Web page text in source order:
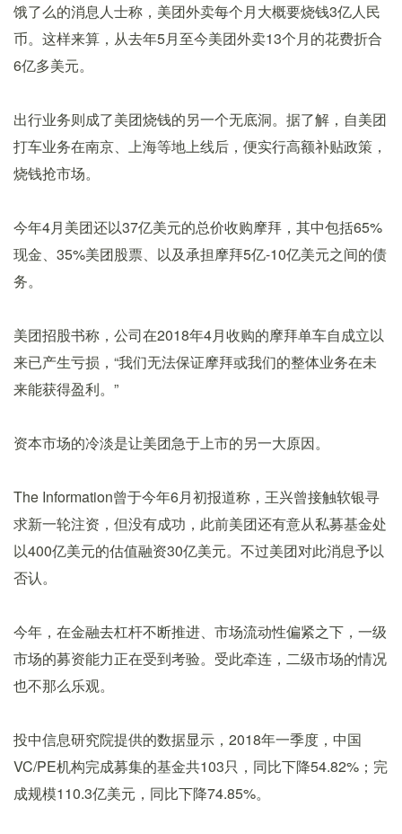
饿了么的消息人士称，美团外卖每个月大概要烧钱3亿人民
币。这样来算，从去年5月至今美团外卖13个月的花费折合
6亿多美元。
出行业务则成了美团烧钱的另一个无底洞。据了解，自美团
打车业务在南京、上海等地上线后，便实行高额补贴政策，
烧钱抢市场。
今年4月美团还以37亿美元的总价收购摩拜，其中包括65%
现金、35%美团股票、以及承担摩拜5亿-10亿美元之间的债
务。
美团招股书称，公司在2018年4月收购的摩拜单车自成立以
来已产生亏损，“我们无法保证摩拜或我们的整体业务在未
来能获得盈利。”
资本市场的冷淡是让美团急于上市的另一大原因。
The Information曾于今年6月初报道称，王兴曾接触软银寻
求新一轮注资，但没有成功，此前美团还有意从私募基金处
以400亿美元的估值融资30亿美元。不过美团对此消息予以
否认。
今年，在金融去杠杆不断推进、市场流动性偏紧之下，一级
市场的募资能力正在受到考验。受此牵连，二级市场的情况
也不那么乐观。
投中信息研究院提供的数据显示，2018年一季度，中国
VC/PE机构完成募集的基金共103只，同比下降54.82%；完
成规模110.3亿美元，同比下降74.85%。